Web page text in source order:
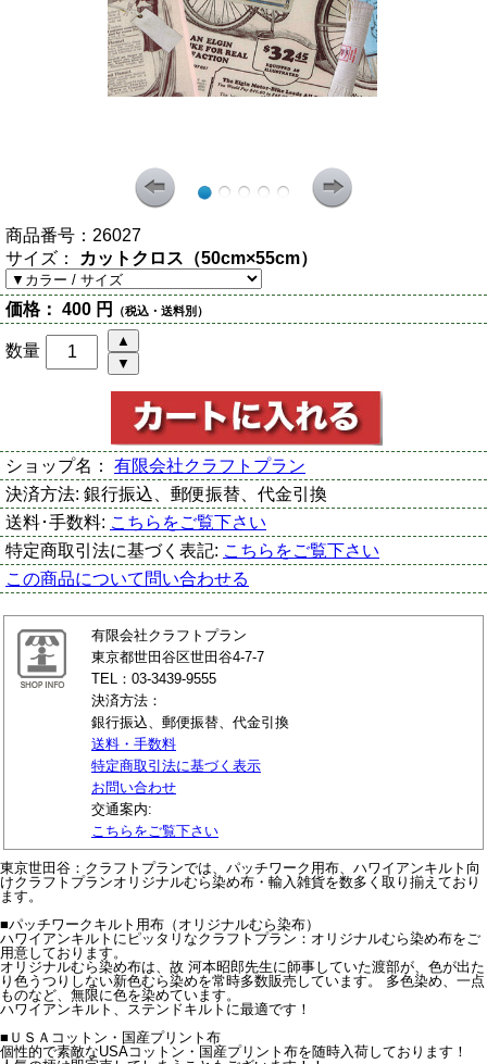
商品番号： 26027
サイズ： カットクロス（50cm×55cm）
価格： 400 円 （税込・送料別）
数量
ショップ名： 有限会社クラフトプラン
決済方法: 銀行振込、郵便振替、代金引換
送料･手数料: こちらをご覧下さい
特定商取引法に基づく表記: こちらをご覧下さい
この商品について問い合わせる
有限会社クラフトプラン
東京都世田谷区世田谷4-7-7
TEL：03-3439-9555
決済方法：
銀行振込、郵便振替、代金引換
送料・手数料
特定商取引法に基づく表示
お問い合わせ
交通案内:
こちらをご覧下さい
東京世田谷：クラフトプランでは、パッチワーク用布、ハワイアンキルト向
けクラフトプランオリジナルむら染め布・輸入雑貨を数多く取り揃えており
ます。
■パッチワークキルト用布（オリジナルむら染布）
ハワイアンキルトにピッタリなクラフトプラン：オリジナルむら染め布をご
用意しております。
オリジナルむら染め布は、故 河本昭郎先生に師事していた渡部が、色が出た
り色うつりしない新色むら染めを常時多数販売しています。 多色染め、一点
ものなど、無限に色を染めています。
ハワイアンキルト、ステンドキルトに最適です！
■ＵＳＡコットン・国産プリント布
個性的で素敵なUSAコットン・国産プリント布を随時入荷しております！